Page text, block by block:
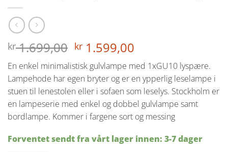
kr1.699,00 Opprinnelig
pris
var:
kr 1.699,00.
kr 1.599,00
pris
er:
kr 1.599,00.
En enkel minimalistisk gulvlampe med 1xGU10 lyspære.
Lampehode har egen bryter og er en ypperlig leselampe i
stuen til lenestolen eller i sofaen som leselys. Stockholm er
en lampeserie med enkel og dobbel gulvlampe samt
bordlampe. Kommer i fargene sort og messing
Forventet sendt fra vårt lager innen: 3-7 dager